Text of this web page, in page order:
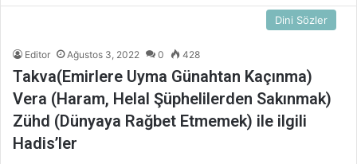
Dini Sözler
Editor Ağustos 3, 2022 0 428
Takva(Emirlere Uyma Günahtan Kaçınma)
Vera (Haram, Helal Şüphelilerden Sakınmak)
Zühd (Dünyaya Rağbet Etmemek) ile ilgili
Hadis’ler